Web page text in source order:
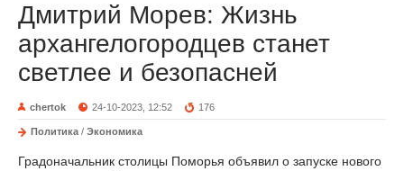
Дмитрий Морев: Жизнь
архангелогородцев станет
светлее и безопасней
chertok 24-10-2023, 12:52 176
Политика / Экономика
Градоначальник столицы Поморья объявил о запуске нового